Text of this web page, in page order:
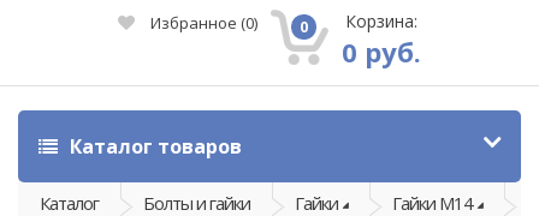
Избранное (0) 0 Корзина:
0 руб.
Каталог товаров
Каталог Болты и гайки Гайки
Гайки М14